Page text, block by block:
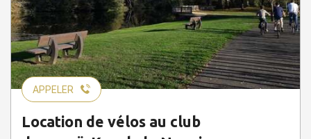
APPELER
Location de vélos au club